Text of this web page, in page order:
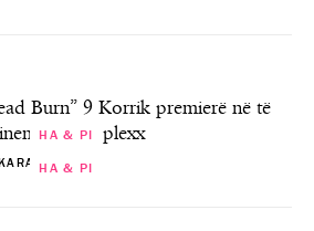
Burn” 9 Korrik premierë në të
Cineplexx
HA & PI
HA & PI
HA & PI
HA & PI